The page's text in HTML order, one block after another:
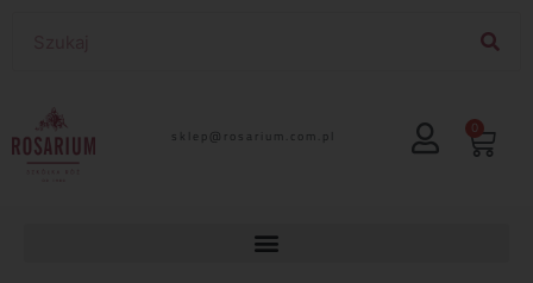
lp.moc.muirasor@pelks 0